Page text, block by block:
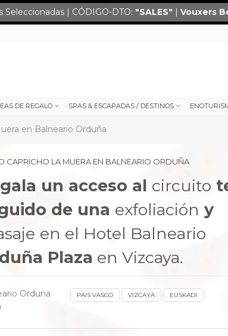
Seleccionadas | CÓDIGO-DTO: "SALES" | Vouxers
DE REGALO SPAS & ESCAPADAS / DESTINOS
en Balneario Orduña
next
CAPRICHO LA MUERA EN BALNEARIO ORDUÑA
un acceso al circuito
de una exfoliación y
en el Hotel Balneario
Plaza en Vizcaya.
Orduna
PAIS VASCO VIZCAYA EUSKADI